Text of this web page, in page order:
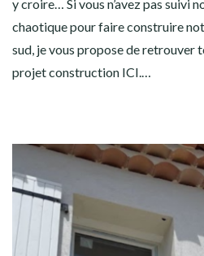
y croire… Si vous n’avez pas suivi
chaotique pour faire construire
sud, je vous propose de retrouver
projet construction ICI